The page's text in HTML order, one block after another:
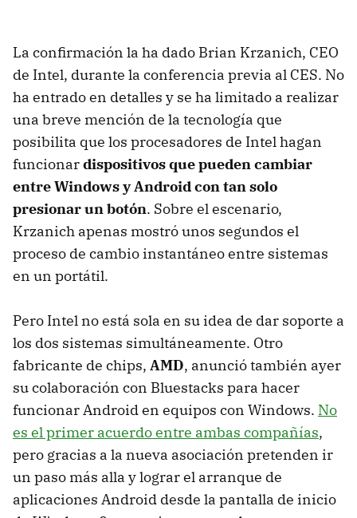
La confirmación la ha dado Brian Krzanich, CEO
de Intel, durante la conferencia previa al CES. No
ha entrado en detalles y se ha limitado a realizar
una breve mención de la tecnología que
posibilita que los procesadores de Intel hagan
funcionardispositivos que pueden cambiar
entre Windows y Android con tan solo
presionar un botón. Sobre el escenario,
Krzanich apenas mostró unos segundos el
proceso de cambio instantáneo entre sistemas
en un portátil.
Pero Intel no está sola en su idea de dar soporte a
los dos sistemas simultáneamente. Otro
fabricante de chips, AMD, anunció también ayer
su colaboración con Bluestacks para hacer
funcionar Android en equipos con Windows. No
es el primer acuerdo entre ambas compañías,
pero gracias a la nueva asociación pretenden ir
un paso más alla y lograr el arranque de
aplicaciones Android desde la pantalla de inicio